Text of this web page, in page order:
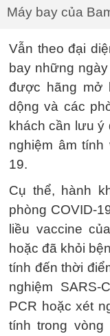
Máy bay của
Vẫn theo đại
bay những
được hãng mở
dộng và các
khách cần lưu
nghiệm âm tính
19.
Cụ thể, hành
phòng COVID-
liều vaccine
hoặc đã khỏi
tính đến thời
nghiệm SARS-
PCR hoặc xét
tính trong